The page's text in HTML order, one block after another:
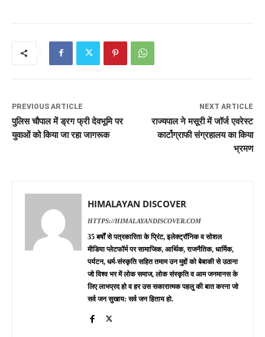
PREVIOUS ARTICLE
पुलिस चौपाल में ड्रग फ्री देवभूमि पर
युवाओं को किया जा रहा जागरूक
NEXT ARTICLE
राज्यपाल ने मसूरी में जॉर्ज एवरेस्ट
कार्टोग्राफी संग्रहालय का किया
भ्रमण
HIMALAYAN DISCOVER
HTTPS://HIMALAYANDISCOVER.COM
35 बर्षों से पत्रकारिता के प्रिंट, इलेक्ट्रॉनिक व सोशल
मीडिया प्लेटफॉर्म पर सामाजिक, आर्थिक, राजनैतिक, धार्मिक,
पर्यटन, धर्म-संस्कृति सहित तमाम उन मुद्दों को बेबाकी से उठाना
जो विश्व भर में लोक समाज, लोक संस्कृति व आम जनमानस के
लिए लाभप्रद हो व हर उस सकारात्मक पहलु की बात करना जो
सर्व जन सुखाय: सर्व जन हिताय हो.